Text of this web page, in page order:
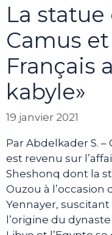
La statue
Camus
Français
kabyle»
19 janvier 2021
Par Abdelkader S.
est revenu sur
Sheshonq dont la
Ouzou à l’occasion
Yennayer,
l’origine du